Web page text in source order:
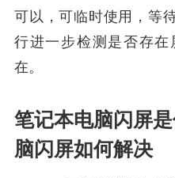
可以，可临时使用，等
行进一步检测是否存
在。
笔记本电脑闪屏
脑闪屏如何解决